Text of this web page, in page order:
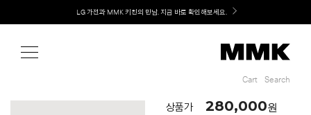
LG 가전과 MMK 키친의 만남. 지금 바로 확인해보세요.
Cart Search
상품가 280,000원